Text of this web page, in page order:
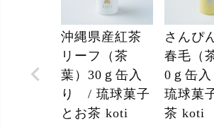
沖縄県産紅茶
リーフ（茶
葉）30ｇ缶入
り / 琉球菓子
とお茶 koti
さんぴ
春毛（
0ｇ缶
琉球菓
茶 koti